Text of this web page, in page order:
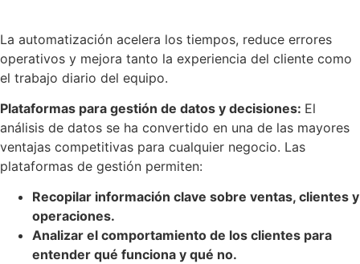
La automatización acelera los tiempos, reduce errores
operativos y mejora tanto la experiencia del cliente como
el trabajo diario del equipo.
Plataformas para gestión de datos y decisiones: El
análisis de datos se ha convertido en una de las mayores
ventajas competitivas para cualquier negocio. Las
plataformas de gestión permiten:
Recopilar información clave sobre ventas, clientes y
operaciones.
Analizar el comportamiento de los clientes para
entender qué funciona y qué no.